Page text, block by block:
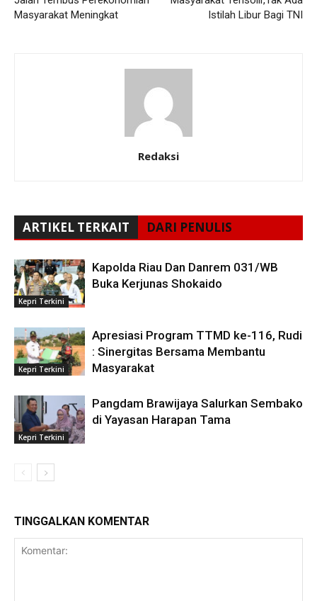
Masyarakat Meningkat
Istilah Libur Bagi TNI
Redaksi
ARTIKEL TERKAIT DARI PENULIS
Kepri Terkini
Kapolda Riau Dan Danrem 031/WB
Buka Kerjunas Shokaido
Kepri Terkini
Apresiasi Program TTMD ke-116, Rudi
: Sinergitas Bersama Membantu
Masyarakat
Kepri Terkini
Pangdam Brawijaya Salurkan Sembako
di Yayasan Harapan Tama
TINGGALKAN KOMENTAR